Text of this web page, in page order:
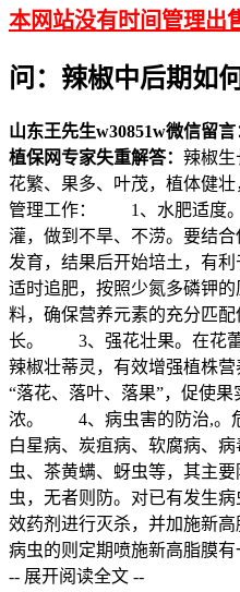
本网站没有时间管理出
问：辣椒中后期如
山东王先生w30851w微信留言
植保网专家失重解答： 辣椒生
花繁、果多、叶茂，植体健
管理工作： 1、水肥适度。
灌，做到不旱、不涝。要结
发育，结果后开始培土，
适时追肥，按照少氮多磷钾
料，确保营养元素的充分匹
长。 3、强花壮果。在花蕾
辣椒壮蒂灵，有效增强植株
“落花、落叶、落果”，促使
浓。 4、病虫害的防治,。危
白星病、炭疽病、软腐病、
虫、茶黄螨、蚜虫等，其主
虫，无者则防。对已有发生
效药剂进行灭杀，并加施新
病虫的则定期喷施新高脂膜有
-- 展开阅读全文 --